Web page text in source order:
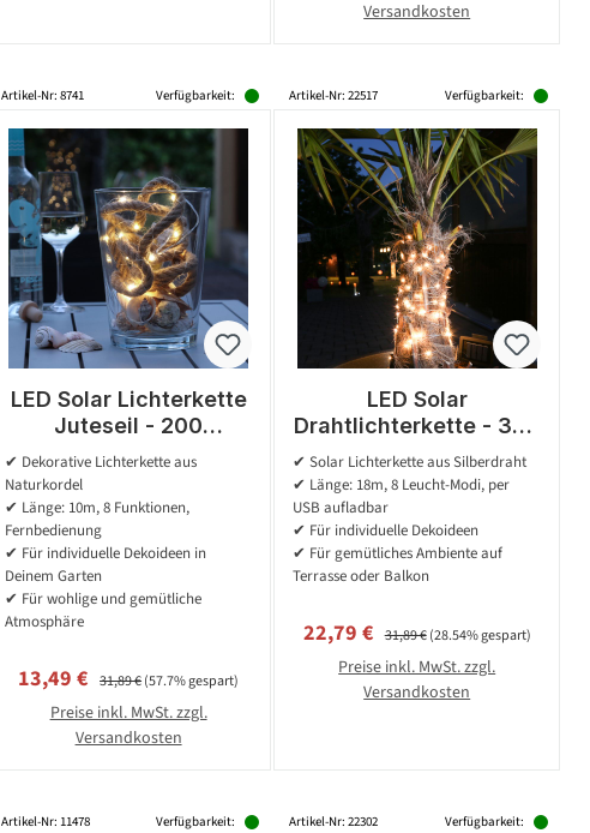
Versandkosten
Artikel-Nr: 8741 Verfügbarkeit:
LED Solar Lichterkette
Juteseil - 200
warmweiße LED - L:
Funktionen/USB -
Fernbedienung
✔ Dekorative Lichterkette aus
Naturkordel
✔ Länge: 10m, 8 Funktionen,
Fernbedienung
✔ Für individuelle Dekoideen in
Deinem Garten
✔ Für wohlige und gemütliche
Atmosphäre
Verkaufspreis:
13,49 € Regulärer Preis:
31,89 €(57.7% gespart)
Preise inkl. MwSt. zzgl.
Versandkosten
Artikel-Nr: 22517 Verfügbarkeit:
LED Solar
Drahtlichterkette - 360
warmweiße LED - 8
Funktionen/USB - L:
18m -
Dämmerungssensor
✔ Solar Lichterkette aus Silberdraht
✔ Länge: 18m, 8 Leucht-Modi, per
USB aufladbar
✔ Für individuelle Dekoideen
✔ Für gemütliches Ambiente auf
Terrasse oder Balkon
Verkaufspreis:
22,79 € Regulärer Preis:
31,89 €(28.54% gespart)
Preise inkl. MwSt. zzgl.
Versandkosten
Artikel-Nr: 11478 Verfügbarkeit: Artikel-Nr: 22302 Verfügbarkeit: